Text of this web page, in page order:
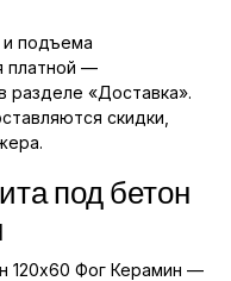
и подъема
платной —
разделе «Доставка».
скидки,
под бетон
120x60 Фог Керамин —